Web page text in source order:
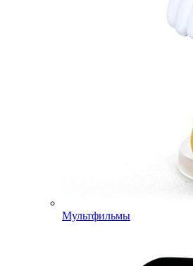
Мультфильмы